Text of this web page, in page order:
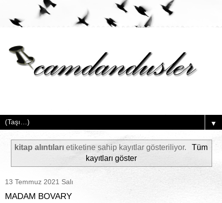
▼
kitap alıntıları etiketine sahip kayıtlar gösteriliyor.
Tüm
kayıtları göster
13 Temmuz 2021 Salı
MADAM BOVARY